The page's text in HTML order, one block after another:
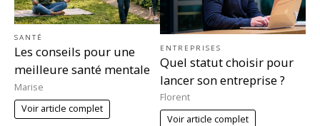
SANTÉ
Les conseils pour une
meilleure santé mentale
Marise
Voir article complet
ENTREPRISES
Quel statut choisir pour
lancer son entreprise ?
Florent
Voir article complet